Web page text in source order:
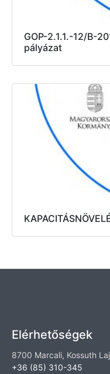
GOP-2.1.1.-12/B-
pályázat
Elérhetőségek
8700 Marcali, Kossuth
+36 (85) 310-345